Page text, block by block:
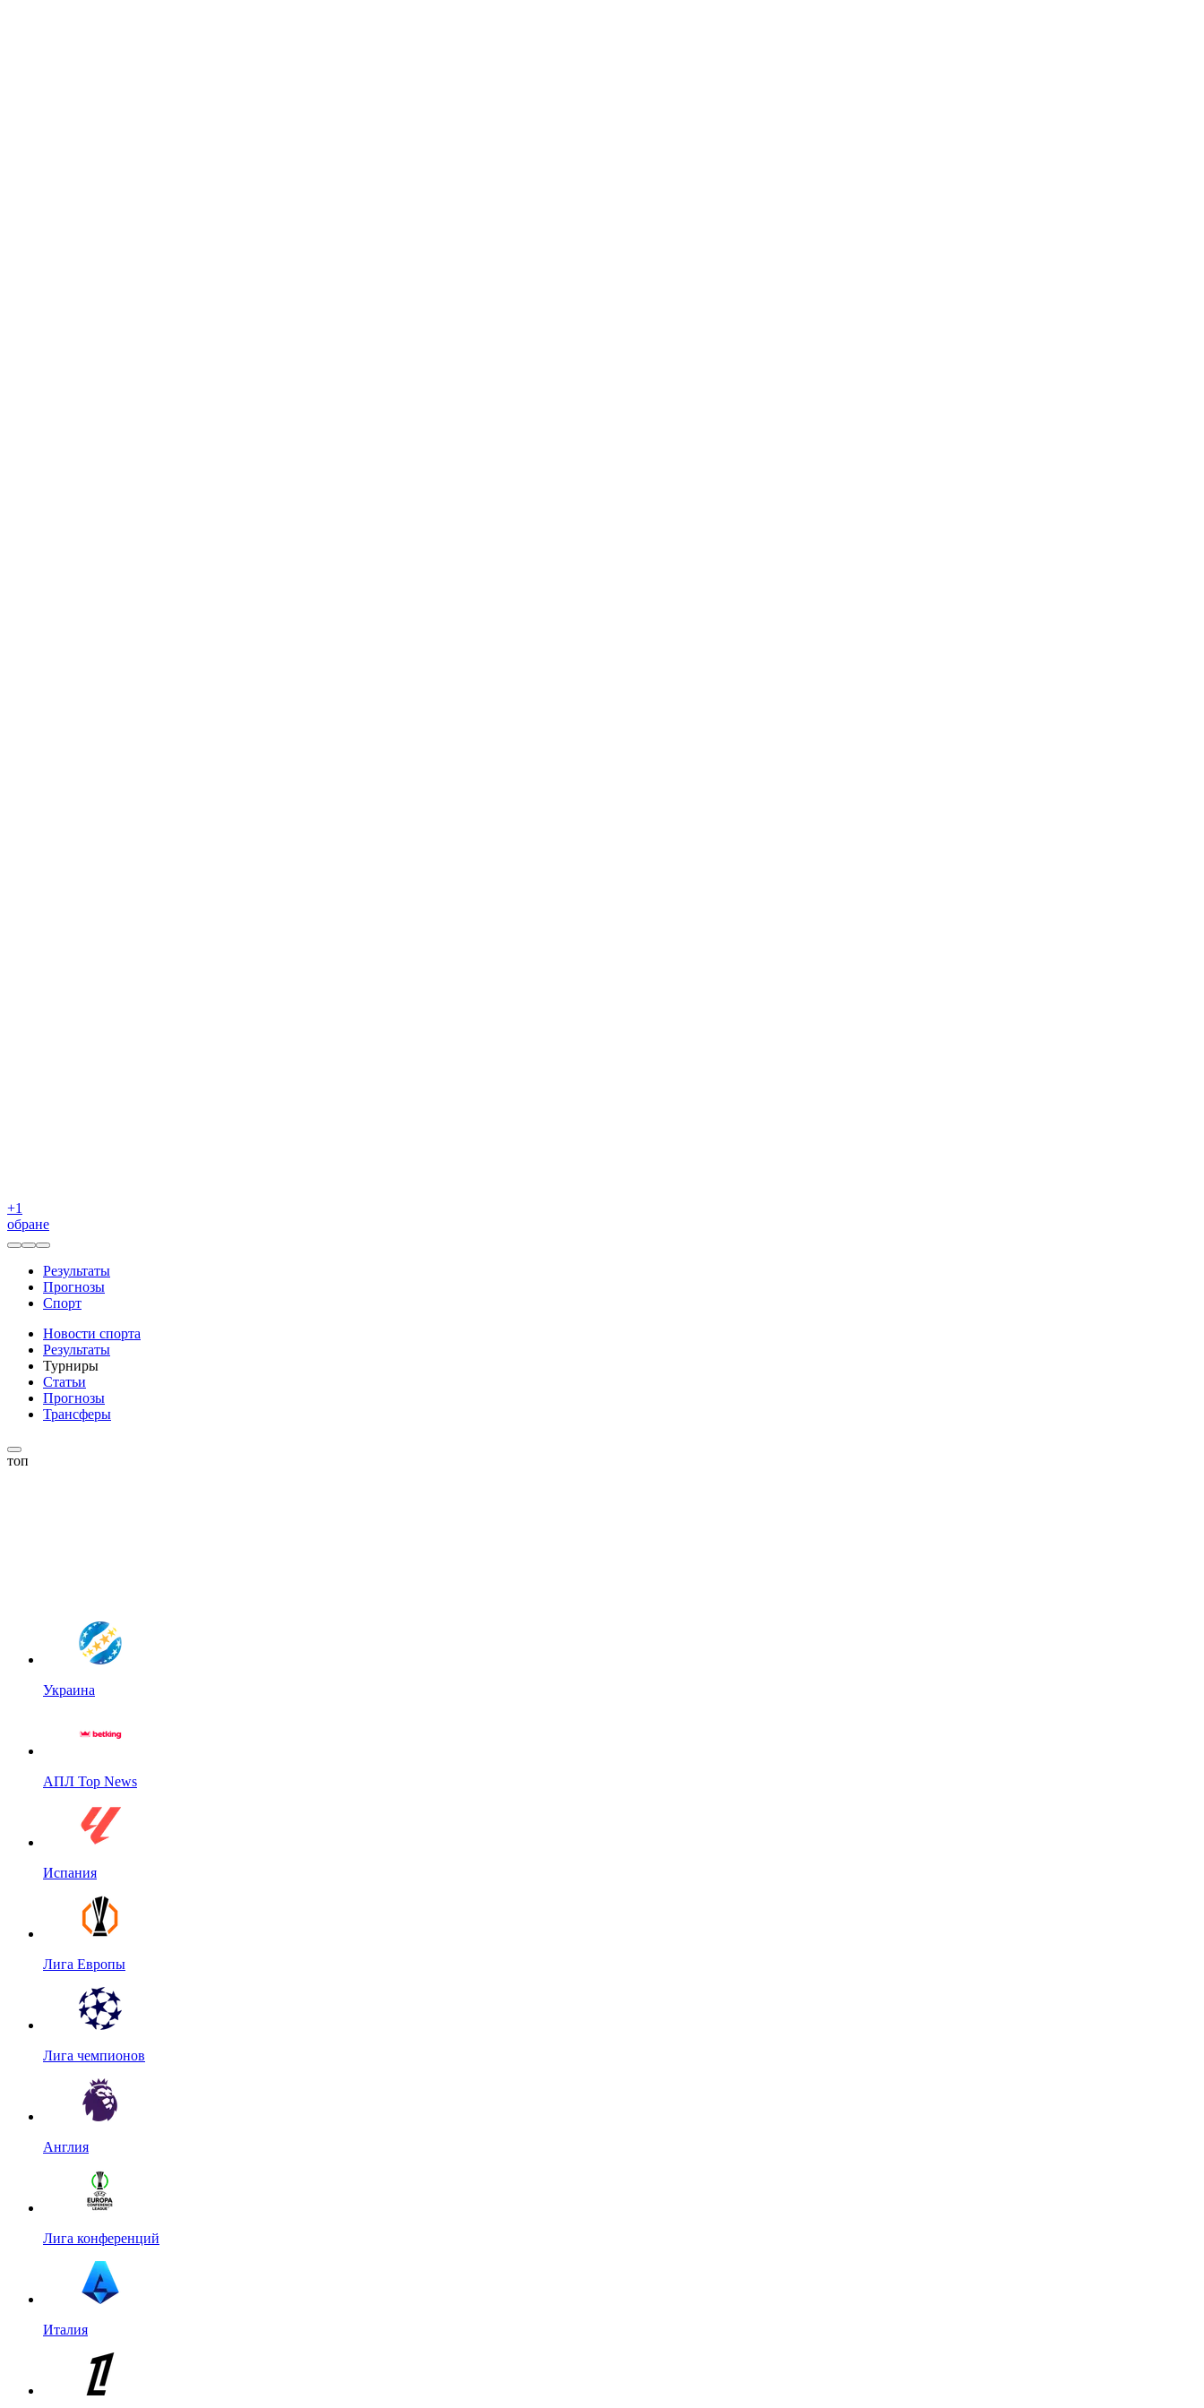
+1
обране
Результаты
Прогнозы
Спорт
Новости спорта
Результаты
Турниры
Статьи
Прогнозы
Трансферы
топ
Украина
АПЛ Top News
Испания
Лига Европы
Лига чемпионов
Англия
Лига конференций
Италия